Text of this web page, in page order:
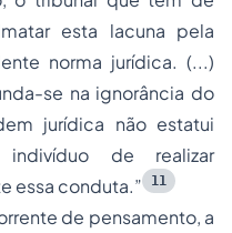
esta lacuna pela
norma jurídica. (...)
se na ignorância do
jurídica não estatui
de realizar
essa conduta.”
11
de pensamento, a